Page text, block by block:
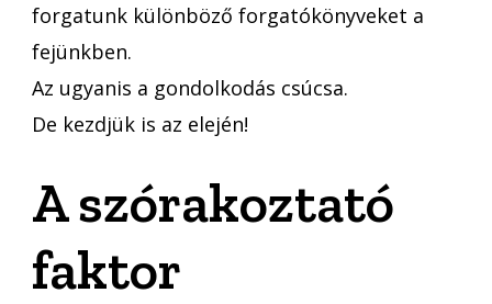
forgatunk különböző forgatókönyveket a
fejünkben.
Az ugyanis a gondolkodás csúcsa.
De kezdjük is az elején!
A szórakoztató
faktor